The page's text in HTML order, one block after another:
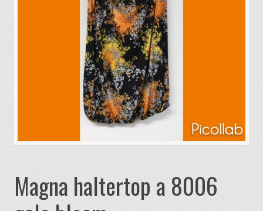
Magna haltertop a 8006